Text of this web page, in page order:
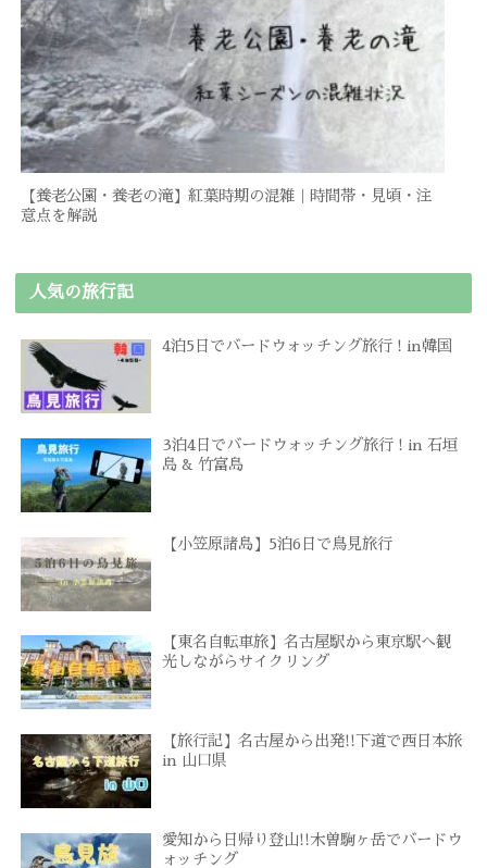
【養老公園・養老の滝】紅葉時期の混雑｜時間帯・見頃・注
意点を解説
人気の旅行記
4泊5日でバードウォッチング旅行 ! in韓国
3泊4日でバードウォッチング旅行 ! in 石垣
島 & 竹富島
【小笠原諸島】5泊6日で鳥見旅行
【東名自転車旅】名古屋駅から東京駅へ観
光しながらサイクリング
【旅行記】名古屋から出発!!下道で西日本旅
in 山口県
愛知から日帰り登山!!木曽駒ヶ岳でバードウ
ォッチング